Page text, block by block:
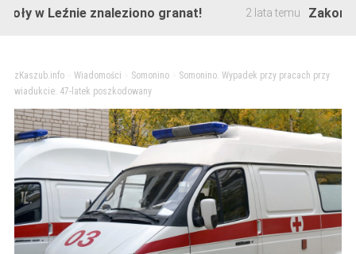
Leźnie znaleziono granat! 2 lata temu Zakończono
zKaszub.info> Wiadomości Somonino> Somonino. Wypadek przy pracach przy
wiadukcie. 47-latek poszkodowany